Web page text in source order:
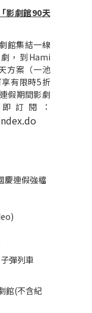
影劇館90天
館集結一線
，到Hami
方案（一池
有限時5折
假期間影劇
訂閱：
慶連假強檔
子彈列車
館(不含紀